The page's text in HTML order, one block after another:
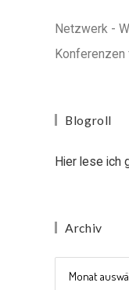
Netzwerk -
Konferenzen
Blogroll
Hier lese ich
Archiv